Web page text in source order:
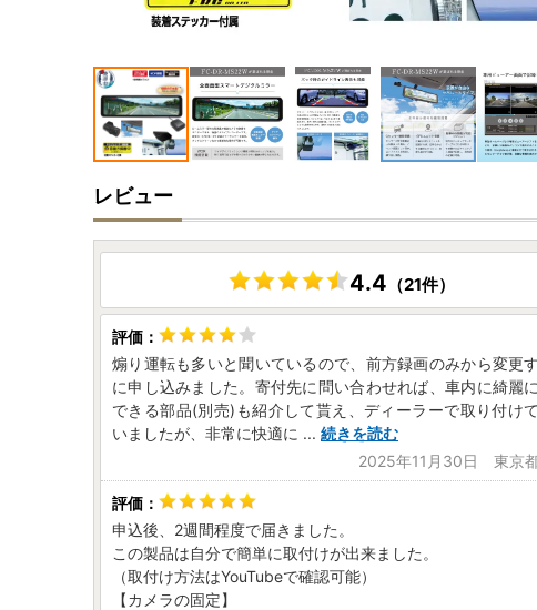
レビュー
4.4 （21件）
煽り運転も多いと聞いているので、前方録画のみから変更
に申し込みました。寄付先に問い合わせれば、車内に綺麗
できる部品(別売)も紹介して貰え、ディーラーで取り付け
いましたが、非常に快適に ... 続きを読む
2025年11月30日 東京
申込後、2週間程度で届きました。
この製品は自分で簡単に取付けが出来ました。
（取付け方法はYouTubeで確認可能）
【カメラの固定】